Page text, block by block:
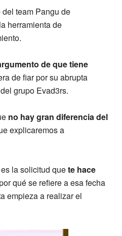
del team Pangu de
herramienta de
de que tiene
de fiar por su abrupta
grupo Evad3rs.
no hay gran diferencia del
explicaremos a
la solicitud quete hace
qué se refiere a esa fecha
empieza a realizar el